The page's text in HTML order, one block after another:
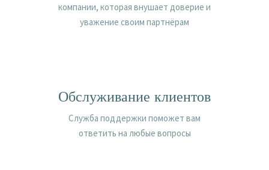
компании, которая внушает доверие и
уважение своим партнёрам
Обслуживание клиентов
Cлужба поддержки поможет вам
ответить на любые вопросы